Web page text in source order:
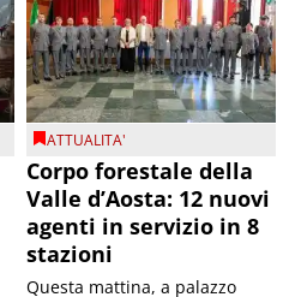
ATTUALITA'
Corpo forestale della
Valle d’Aosta: 12 nuovi
agenti in servizio in 8
stazioni
Questa mattina, a palazzo